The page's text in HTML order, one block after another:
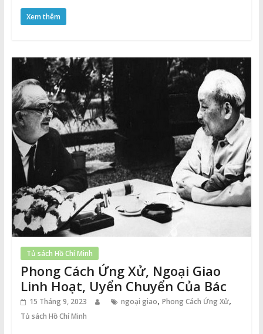
Xem thêm
Tủ sách Hồ Chí Minh
Phong Cách Ứng Xử, Ngoại Giao
Linh Hoạt, Uyển Chuyển Của Bác
15 Tháng 9, 2023 ngoại giao, Phong Cách Ứng Xử,
Tủ sách Hồ Chí Minh